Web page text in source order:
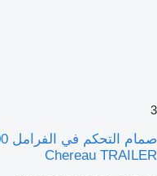
3
Chereau TRAILER